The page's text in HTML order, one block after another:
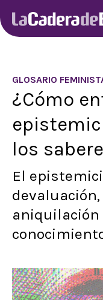
GLOSARIO
¿Cómo
los
El
aniquilación